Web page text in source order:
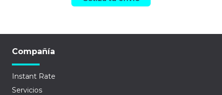
Compañía
Instant Rate
Servicios